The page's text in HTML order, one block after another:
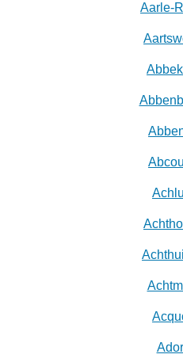
Aarle-